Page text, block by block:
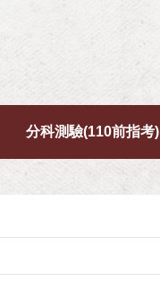
分科測驗(110前指考)